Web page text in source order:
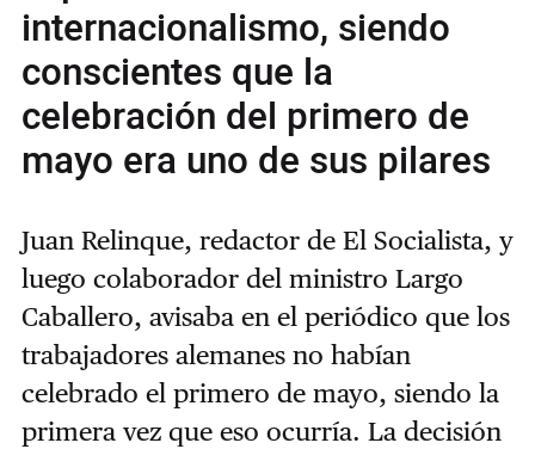
internacionalismo, siendo
conscientes que la
celebración del primero de
mayo era uno de sus pilares
Juan Relinque, redactor de El Socialista, y
luego colaborador del ministro Largo
Caballero, avisaba en el periódico que los
trabajadores alemanes no habían
celebrado el primero de mayo, siendo la
primera vez que eso ocurría. La decisión